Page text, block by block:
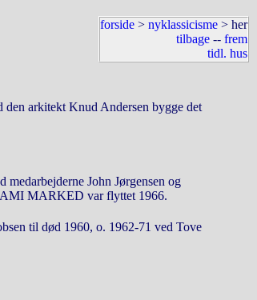
forside > nyklassicisme > her
tilbage -- frem
tidl. hus
den arkitekt Knud Andersen bygge det
medarbejderne John Jørgensen og
MARKED var flyttet 1966.
til død 1960, o. 1962-71 ved Tove